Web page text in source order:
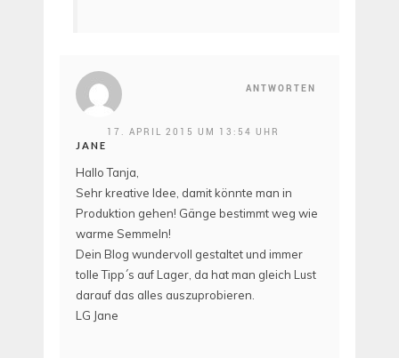
ANTWORTEN
JANE
17. APRIL 2015 UM 13:54 UHR
Hallo Tanja,
Sehr kreative Idee, damit könnte man in
Produktion gehen! Gänge bestimmt weg wie
warme Semmeln!
Dein Blog wundervoll gestaltet und immer
tolle Tipp´s auf Lager, da hat man gleich Lust
darauf das alles auszuprobieren.
LG Jane